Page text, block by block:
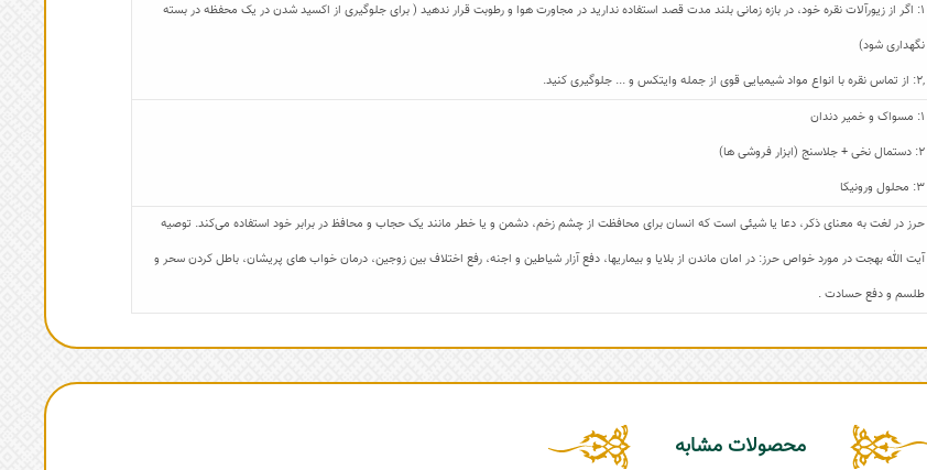
1: اگر از زیورآلات نقره خود، در بازه زمانی بلند مدت قصد استفاده ندارید در مجاورت هوا و رطوبت قرار ندهید ( برای جلوگیری از اکسید شدن در یک محفظه در بسته
نگهداری شود)
,2: از تماس نقره با انواع مواد شیمیایی قوی از جمله وایتکس و ... جلوگیری کنید.
1: مسواک و خمیر دندان
2: دستمال نخی + جلاسنج (ابزار فروشی ها)
3: محلول ورونیکا
حرز در لغت به معنای ذکر، دعا یا شیئی است که انسان برای محافظت از چشم زخم، دشمن و یا خطر مانند یک حجاب و محافظ در برابر خود استفاده می‌کند. توصیه
آیت الله بهجت در مورد خواص حرز: در امان ماندن از بلایا و بیماریها، دفع آزار شیاطین و اجنه، رفع اختلاف بین زوجین، درمان خواب های پریشان، باطل کردن سحر و
طلسم و دفع حسادت .
محصولات مشابه